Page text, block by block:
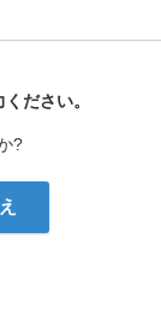
ださい。
?